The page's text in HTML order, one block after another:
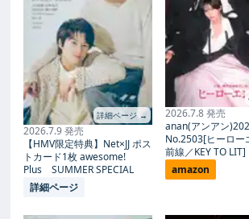
詳細ページ →
2026.7.9 発売
【HMV限定特典】Net×JJ ポス
トカード1枚 awesome!
Plus SUMMER SPECIAL
詳細ページ
2026.7.8 発売
anan(アンアン
No.2503[ヒーロー
前線／KEY TO LIT]
amazon